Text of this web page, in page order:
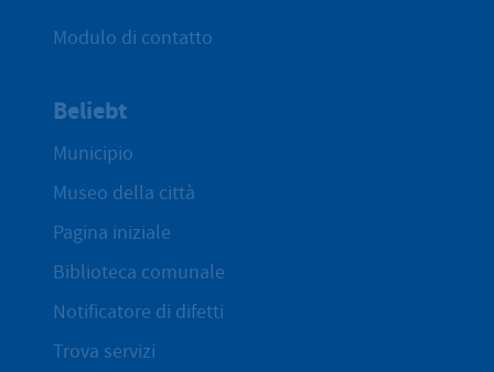
Modulo di contatto
Beliebt
Municipio
Museo della città
Pagina iniziale
Biblioteca comunale
Notificatore di difetti
Trova servizi